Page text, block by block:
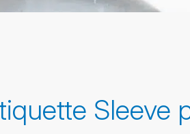
Sleeve